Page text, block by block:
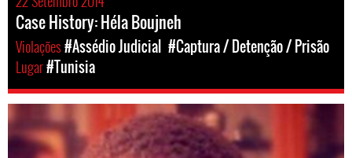
Case History: Héla Boujneh
Violações#Assédio Judicial #Captura / Detenção / Prisão
Lugar#Tunisia